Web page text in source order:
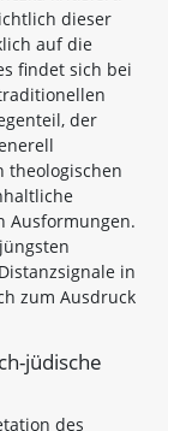
dieser
auf die
findet sich bei
der
theologischen
Ausformungen.
in
zum Ausdruck
jüdische
des